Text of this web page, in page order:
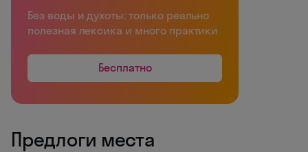
Без воды и духоты: только реально
полезная лексика и много практики
Бесплатно
Предлоги места